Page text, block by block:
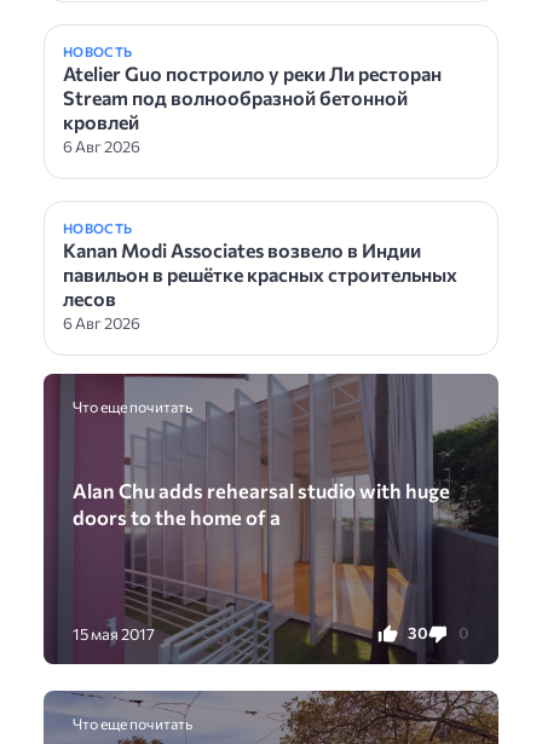
НОВОСТЬ
Atelier Guo построило у реки Ли ресторан
Stream под волнообразной бетонной
кровлей
6 Авг 2026
НОВОСТЬ
Kanan Modi Associates возвело в Индии
павильон в решётке красных строительных
лесов
6 Авг 2026
Что еще почитать
Alan Chu adds rehearsal studio with huge
doors to the home of a
15 мая 2017 30 0
Что еще почитать